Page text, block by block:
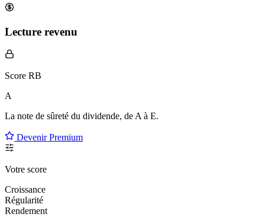
Lecture revenu
Score RB
A
La note de sûreté du dividende, de A à E.
Devenir Premium
Votre score
Croissance
Régularité
Rendement